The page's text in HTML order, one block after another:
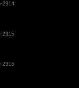
2914
2915
2916